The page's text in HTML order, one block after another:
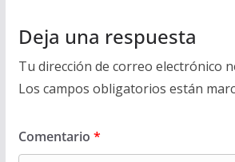
Deja una respuesta
Tu dirección de correo electrónico
Los campos obligatorios están
Comentario *